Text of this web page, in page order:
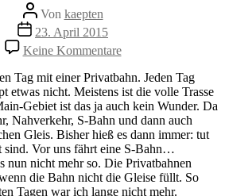
Beitragsautor
Von kaepten
Beitragsdatum
23. April 2015
Keine Kommentarezu
Danke,
Claus
Tag mit einer Privatbahn. Jeden Tag
etwas nicht. Meistens ist die volle Trasse
Gebiet ist das ja auch kein Wunder. Da
Nahverkehr, S-Bahn und dann auch
Gleis. Bisher hieß es dann immer: tut
sind. Vor uns fährt eine S-Bahn…
nun nicht mehr so. Die Privatbahnen
die Bahn nicht die Gleise füllt. So
Tagen war ich lange nicht mehr.